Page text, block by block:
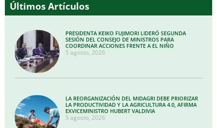
Últimos Artículos
PRESIDENTA KEIKO FUJIMORI LIDERÓ SEGUNDA
SESIÓN DEL CONSEJO DE MINISTROS PARA
COORDINAR ACCIONES FRENTE A EL NIÑO
5 agosto, 2026
LA REORGANIZACIÓN DEL MIDAGRI DEBE PRIORIZAR
LA PRODUCTIVIDAD Y LA AGRICULTURA 4.0, AFIRMA
EXVICEMINISTRO HUBERT VALDIVIA
5 agosto, 2026